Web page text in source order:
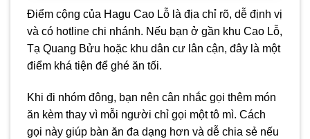
Điểm cộng của Hagu Cao Lỗ là địa chỉ rõ, dễ định vị
và có hotline chi nhánh. Nếu bạn ở gần khu Cao Lỗ,
Tạ Quang Bửu hoặc khu dân cư lân cận, đây là một
điểm khá tiện để ghé ăn tối.
Khi đi nhóm đông, bạn nên cân nhắc gọi thêm món
ăn kèm thay vì mỗi người chỉ gọi một tô mì. Cách
gọi này giúp bàn ăn đa dạng hơn và dễ chia sẻ nếu